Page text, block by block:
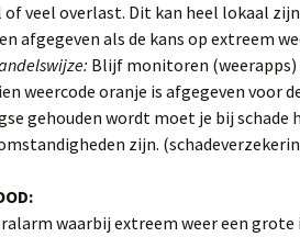
veel overlast. Dit kan heel lokaal
afgegeven als de kans op extreem
Blijf monitoren (weerapps)
weercode oranje is afgegeven voor
gehouden wordt moet je bij schade
zijn.
waarbij extreem weer een